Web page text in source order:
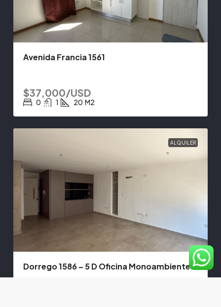
Avenida Francia 1561
$37,000/USD
0 1 20 M2
ALQUILER
Dorrego 1586 – 5 D Oficina Monoambiente